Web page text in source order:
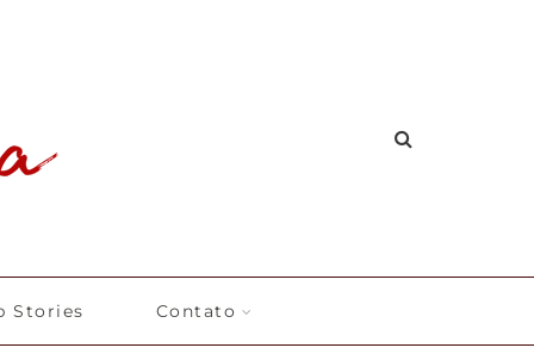
Stories Contato